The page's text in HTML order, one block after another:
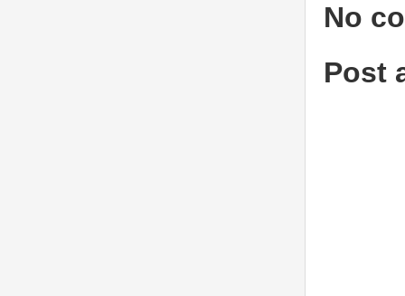
No
Post